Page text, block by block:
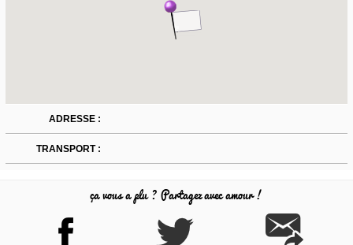
ADRESSE :
TRANSPORT :
ça vous a plu ? Partagez avec amour !